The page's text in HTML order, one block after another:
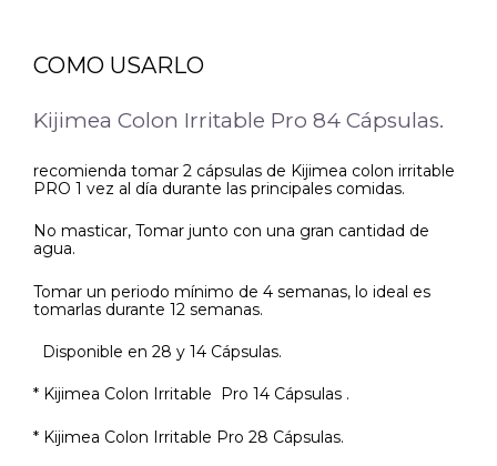
COMO USARLO
Kijimea Colon Irritable Pro 84 Cápsulas.
recomienda tomar 2 cápsulas de Kijimea colon irritable
PRO 1 vez al día durante las principales comidas.
No masticar, Tomar junto con una gran cantidad de
agua.
Tomar un periodo mínimo de 4 semanas, lo ideal es
tomarlas durante 12 semanas.
Disponible en 28 y 14 Cápsulas.
* Kijimea Colon Irritable Pro 14 Cápsulas .
* Kijimea Colon Irritable Pro 28 Cápsulas.